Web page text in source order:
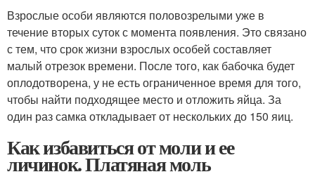
Взрослые особи являются половозрелыми уже в
течение вторых суток с момента появления. Это связано
с тем, что срок жизни взрослых особей составляет
малый отрезок времени. После того, как бабочка будет
оплодотворена, у не есть ограниченное время для того,
чтобы найти подходящее место и отложить яйца. За
один раз самка откладывает от нескольких до 150 яиц.
Как избавиться от моли и ее
личинок. Платяная моль